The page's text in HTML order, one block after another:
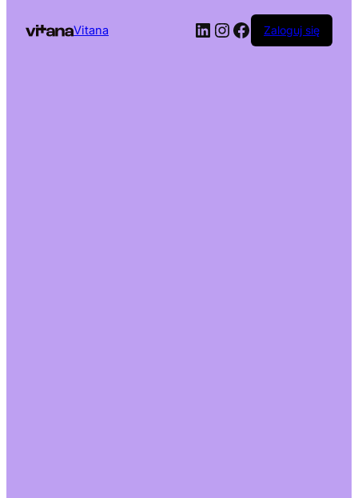
Vitana LinkedIn
Instagram
Facebook
Zaloguj się